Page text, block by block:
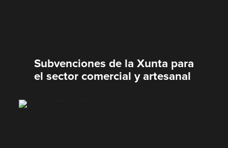
Subvenciones de la Xunta para
el sector comercial y artesanal